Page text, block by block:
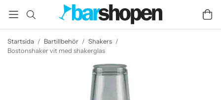
Startsida / Bartillbehör / Shakers /
Bostonshaker vit med shakerglas